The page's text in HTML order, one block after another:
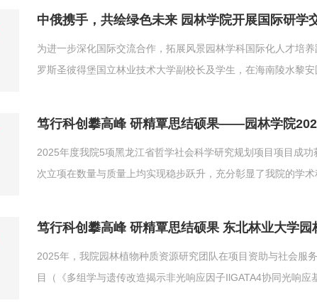
中俄携手，共绘绿色未来 园林学院开展国际研学
为进一步深化国际交流合作，拓展风景园林学科国际化人才培
罗斯圣彼得堡国立林业技术大学副校长及学生，在海南陵水黎
2025年度我院5项黑龙江省哲学社会科学研究规划项目项目成
次立项在数量与质量上均实现稳步跃升，充分彰显了我院的学
笃行科创攀高峰 研精覃思结硕果 东北林业大学园
2025年，我院园林植物种质资源研究团队在项目资助与社会服
目（《多组学与遗传改造揭示非光响应因子IlGATA4协同光响